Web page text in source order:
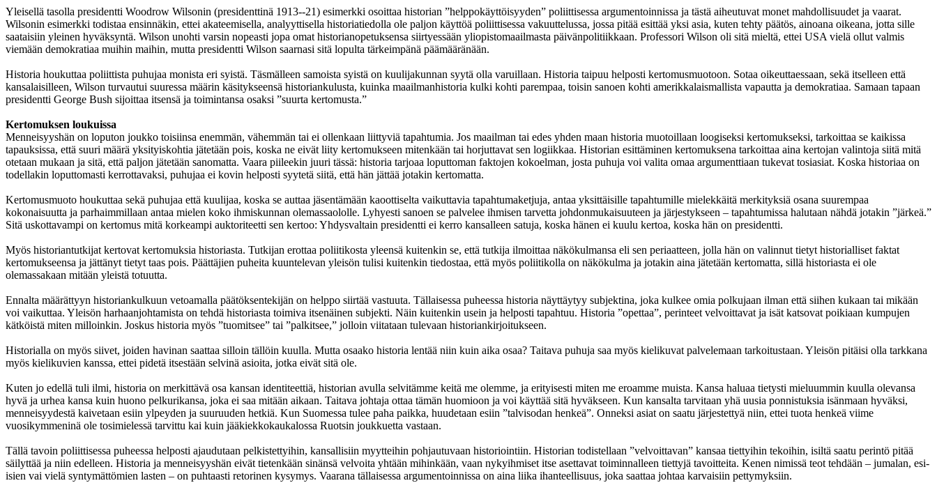
Yleisellä tasolla presidentti Woodrow Wilsonin (presidenttinä 1913--21) esimerkki osoittaa historian ”helppokäyttöisyyden” poliittisessa argumentoinnissa ja tästä aiheutuvat monet mahdollisuudet ja vaarat.
Wilsonin esimerkki todistaa ensinnäkin, ettei akateemisella, analyyttisella historiatiedolla ole paljon käyttöä poliittisessa vakuuttelussa, jossa pitää esittää yksi asia, kuten tehty päätös, ainoana oikeana, jotta sille
saataisiin yleinen hyväksyntä. Wilson unohti varsin nopeasti jopa omat historianopetuksensa siirtyessään yliopistomaailmasta päivänpolitiikkaan. Professori Wilson oli sitä mieltä, ettei USA vielä ollut valmis
viemään demokratiaa muihin maihin, mutta presidentti Wilson saarnasi sitä lopulta tärkeimpänä päämääränään.
Historia houkuttaa poliittista puhujaa monista eri syistä. Täsmälleen samoista syistä on kuulijakunnan syytä olla varuillaan. Historia taipuu helposti kertomusmuotoon. Sotaa oikeuttaessaan, sekä itselleen että
kansalaisilleen, Wilson turvautui suuressa määrin käsitykseensä historiankulusta, kuinka maailmanhistoria kulki kohti parempaa, toisin sanoen kohti amerikkalaismallista vapautta ja demokratiaa. Samaan tapaan
presidentti George Bush sijoittaa itsensä ja toimintansa osaksi ”suurta kertomusta.”
Kertomuksen loukuissa
Menneisyyshän on loputon joukko toisiinsa enemmän, vähemmän tai ei ollenkaan liittyviä tapahtumia. Jos maailman tai edes yhden maan historia muotoillaan loogiseksi kertomukseksi, tarkoittaa se kaikissa
tapauksissa, että suuri määrä yksityiskohtia jätetään pois, koska ne eivät liity kertomukseen mitenkään tai horjuttavat sen logiikkaa. Historian esittäminen kertomuksena tarkoittaa aina kertojan valintoja siitä mitä
otetaan mukaan ja sitä, että paljon jätetään sanomatta. Vaara piileekin juuri tässä: historia tarjoaa loputtoman faktojen kokoelman, josta puhuja voi valita omaa argumenttiaan tukevat tosiasiat. Koska historiaa on
todellakin loputtomasti kerrottavaksi, puhujaa ei kovin helposti syytetä siitä, että hän jättää jotakin kertomatta.
Kertomusmuoto houkuttaa sekä puhujaa että kuulijaa, koska se auttaa jäsentämään kaoottiselta vaikuttavia tapahtumaketjuja, antaa yksittäisille tapahtumille mielekkäitä merkityksiä osana suurempaa
kokonaisuutta ja parhaimmillaan antaa mielen koko ihmiskunnan olemassaololle. Lyhyesti sanoen se palvelee ihmisen tarvetta johdonmukaisuuteen ja järjestykseen – tapahtumissa halutaan nähdä jotakin ”järkeä.”
Sitä uskottavampi on kertomus mitä korkeampi auktoriteetti sen kertoo: Yhdysvaltain presidentti ei kerro kansalleen satuja, koska hänen ei kuulu kertoa, koska hän on presidentti.
Myös historiantutkijat kertovat kertomuksia historiasta. Tutkijan erottaa poliitikosta yleensä kuitenkin se, että tutkija ilmoittaa näkökulmansa eli sen periaatteen, jolla hän on valinnut tietyt historialliset faktat
kertomukseensa ja jättänyt tietyt taas pois. Päättäjien puheita kuuntelevan yleisön tulisi kuitenkin tiedostaa, että myös poliitikolla on näkökulma ja jotakin aina jätetään kertomatta, sillä historiasta ei ole
olemassakaan mitään yleistä totuutta.
Ennalta määrättyyn historiankulkuun vetoamalla päätöksentekijän on helppo siirtää vastuuta. Tällaisessa puheessa historia näyttäytyy subjektina, joka kulkee omia polkujaan ilman että siihen kukaan tai mikään
voi vaikuttaa. Yleisön harhaanjohtamista on tehdä historiasta toimiva itsenäinen subjekti. Näin kuitenkin usein ja helposti tapahtuu. Historia ”opettaa”, perinteet velvoittavat ja isät katsovat poikiaan kumpujen
kätköistä miten milloinkin. Joskus historia myös ”tuomitsee” tai ”palkitsee,” jolloin viitataan tulevaan historiankirjoitukseen.
Historialla on myös siivet, joiden havinan saattaa silloin tällöin kuulla. Mutta osaako historia lentää niin kuin aika osaa? Taitava puhuja saa myös kielikuvat palvelemaan tarkoitustaan. Yleisön pitäisi olla tarkkana
myös kielikuvien kanssa, ettei pidetä itsestään selvinä asioita, jotka eivät sitä ole.
Kuten jo edellä tuli ilmi, historia on merkittävä osa kansan identiteettiä, historian avulla selvitämme keitä me olemme, ja erityisesti miten me eroamme muista. Kansa haluaa tietysti mieluummin kuulla olevansa
hyvä ja urhea kansa kuin huono pelkurikansa, joka ei saa mitään aikaan. Taitava johtaja ottaa tämän huomioon ja voi käyttää sitä hyväkseen. Kun kansalta tarvitaan yhä uusia ponnistuksia isänmaan hyväksi,
menneisyydestä kaivetaan esiin ylpeyden ja suuruuden hetkiä. Kun Suomessa tulee paha paikka, huudetaan esiin ”talvisodan henkeä”. Onneksi asiat on saatu järjestettyä niin, ettei tuota henkeä viime
vuosikymmeninä ole tosimielessä tarvittu kai kuin jääkiekkokaukalossa Ruotsin joukkuetta vastaan.
Tällä tavoin poliittisessa puheessa helposti ajaudutaan pelkistettyihin, kansallisiin myytteihin pohjautuvaan historiointiin. Historian todistellaan ”velvoittavan” kansaa tiettyihin tekoihin, isiltä saatu perintö pitää
säilyttää ja niin edelleen. Historia ja menneisyyshän eivät tietenkään sinänsä velvoita yhtään mihinkään, vaan nykyihmiset itse asettavat toiminnalleen tiettyjä tavoitteita. Kenen nimissä teot tehdään – jumalan, esi-
isien vai vielä syntymättömien lasten – on puhtaasti retorinen kysymys. Vaarana tällaisessa argumentoinnissa on aina liika ihanteellisuus, joka saattaa johtaa karvaisiin pettymyksiin.